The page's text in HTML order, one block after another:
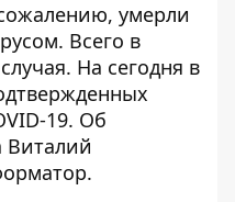
умерли
Всего в
На сегодня в
19. Об
Виталий
.